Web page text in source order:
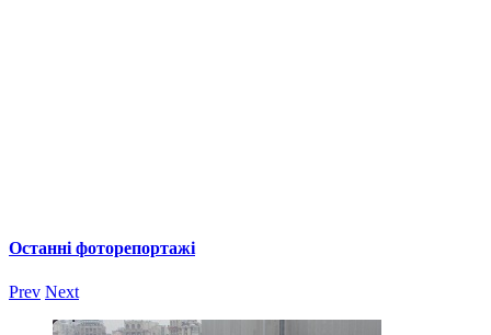
Останні фоторепортажі
Prev Next